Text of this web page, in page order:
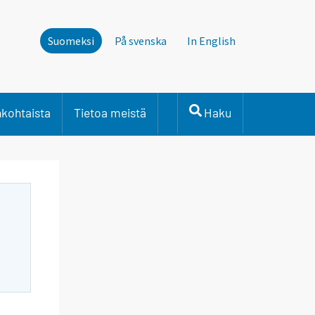
Suomeksi På svenska In English
Tietoa meistä Haku